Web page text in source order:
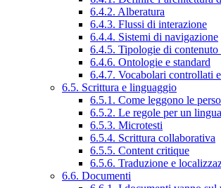
6.4.2. Alberatura
6.4.3. Flussi di interazione
6.4.4. Sistemi di navigazione
6.4.5. Tipologie di contenuto
6.4.6. Ontologie e standard
6.4.7. Vocabolari controllati
6.5. Scrittura e linguaggio
6.5.1. Come leggono le
6.5.2. Le regole per un
6.5.3. Microtesti
6.5.4. Scrittura collaborativa
6.5.5. Content critique
6.5.6. Traduzione e
6.6. Documenti